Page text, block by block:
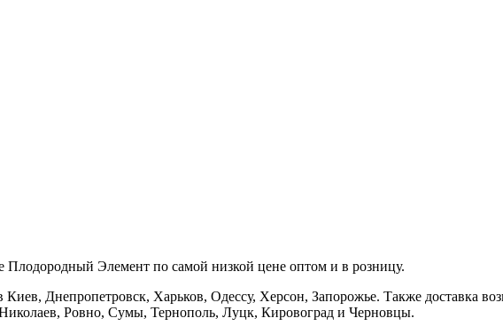
Элемент по самой низкой цене оптом и в розницу.
Днепропетровск, Харьков, Одессу, Херсон, Запорожье. Также доставка
Ровно, Сумы, Тернополь, Луцк, Кировоград и Черновцы.